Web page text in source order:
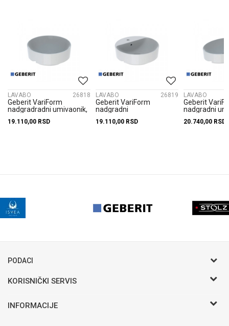
LAVABO 26818
Geberit VariForm
nadgradradni umivaonik,
500.768.01.2
19.110,00 RSD
LAVABO 26819
Geberit VariForm
nadgradni
500.769.01.2
19.110,00 RSD
LAVABO
Geberit
nadgradni
500.771...
20.740,00 RSD
PODACI
KORISNIČKI SERVIS
Saveti
INFORMACIJE